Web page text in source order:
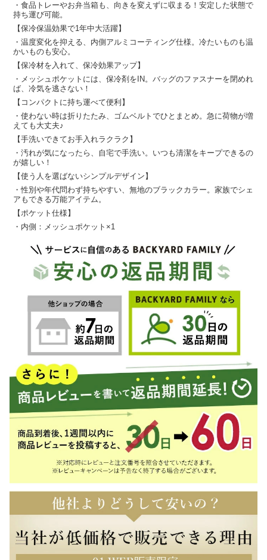
・食品トレーやお弁当箱も、向きを変えずに収まる！安定した状態で
持ち運び可能。
【保冷保温効果で1年中大活躍】
・温度変化を抑える、内側アルミコーティング仕様。冷たいものも温
かいものも安心。
【保冷材を入れて、保冷効果アップ】
・メッシュポケットには、保冷剤をIN。バッグのファスナーを閉めれ
ば、冷気を逃さない！
【コンパクトに持ち運べて便利】
・使わない時は折りたたみ、ゴムベルトでひとまとめ。急に荷物が増
えても大丈夫♪
【手洗いできてお手入れラクラク】
・汚れが気になったら、自宅で手洗い。いつも清潔をキープできるの
が嬉しい！
【使う人を選ばないシンプルデザイン】
・性別や年代問わず持ちやすい、無地のブラックカラー。家族でシェ
アもできる万能アイテム。
【ポケット仕様】
・内側：メッシュポケット×1